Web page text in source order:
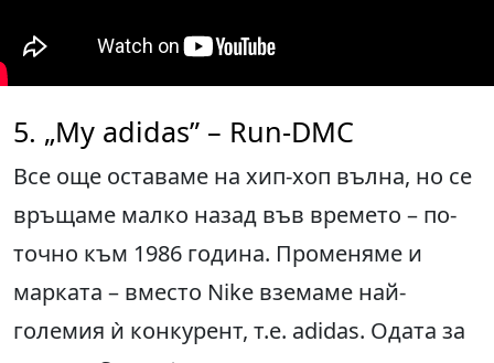
5. „My adidas” – Run-DMC
Все още оставаме на хип-хоп вълна, но се
връщаме малко назад във времето – по-
точно към 1986 година. Променяме и
марката – вместо Nike вземаме най-
големия ѝ конкурент, т.е. adidas. Одата за